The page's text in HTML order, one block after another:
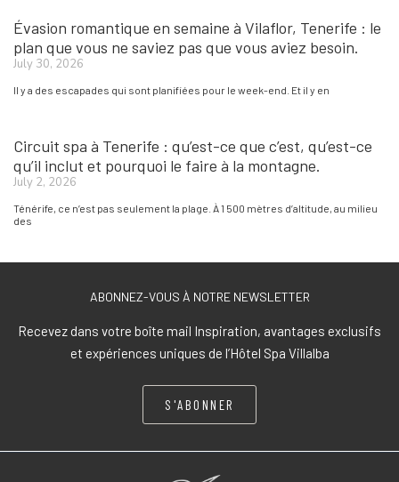
Évasion romantique en semaine à Vilaflor, Tenerife : le
plan que vous ne saviez pas que vous aviez besoin.
July 30, 2026
Il y a des escapades qui sont planifiées pour le week-end. Et il y en
Circuit spa à Tenerife : qu’est-ce que c’est, qu’est-ce
qu’il inclut et pourquoi le faire à la montagne.
July 2, 2026
Ténérife, ce n’est pas seulement la plage. À 1 500 mètres d’altitude, au milieu
des
ABONNEZ-VOUS À NOTRE NEWSLETTER
Recevez dans votre boîte mail Inspiration, avantages exclusifs
et expériences uniques de l’Hôtel Spa Villalba
S'ABONNER